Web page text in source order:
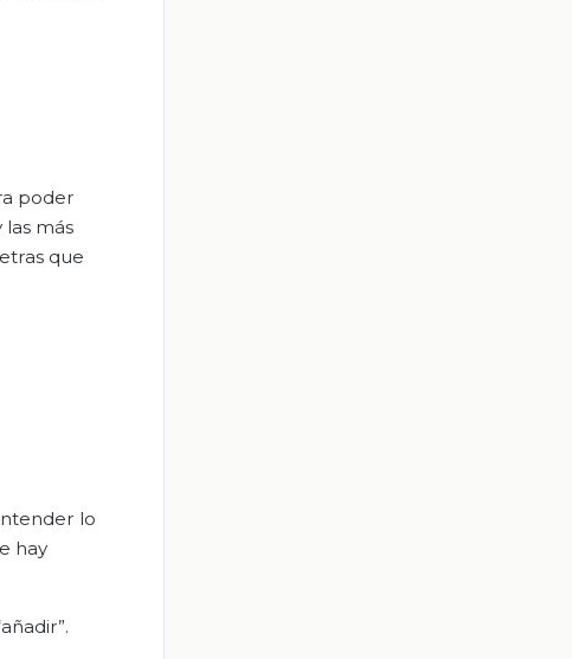
poder
más
que
lo
hay